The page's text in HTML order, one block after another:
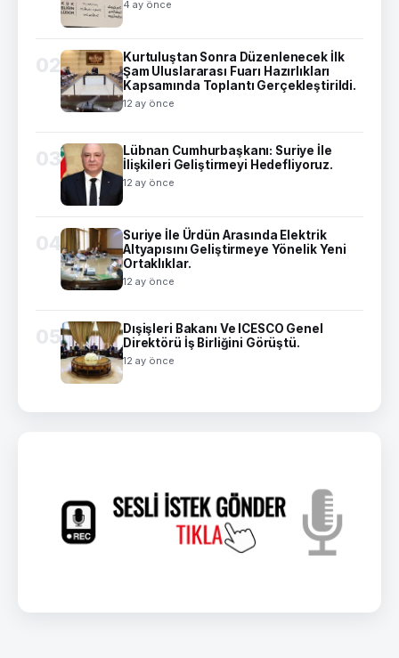
4 ay önce
02
Kurtuluştan Sonra Düzenlenecek İlk
Şam Uluslararası Fuarı Hazırlıkları
Kapsamında Toplantı Gerçekleştirildi.
12 ay önce
03
Lübnan Cumhurbaşkanı: Suriye İle
İlişkileri Geliştirmeyi Hedefliyoruz.
12 ay önce
04
Suriye İle Ürdün Arasında Elektrik
Altyapısını Geliştirmeye Yönelik Yeni
Ortaklıklar.
12 ay önce
05
Dışişleri Bakanı Ve ICESCO Genel
Direktörü İş Birliğini Görüştü.
12 ay önce